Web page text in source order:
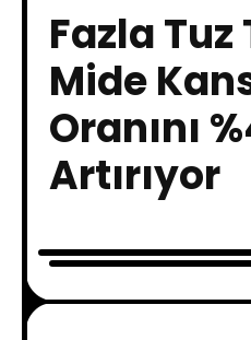
Fazla
Mide
Oranını
Artırıyor